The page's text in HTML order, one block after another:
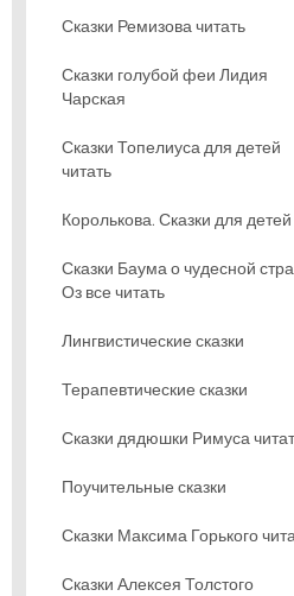
Сказки Ремизова читать
Сказки голубой феи Лидия
Чарская
Сказки Топелиуса для детей
читать
Королькова. Сказки для детей
Сказки Баума о чудесной
Оз все читать
Лингвистические сказки
Терапевтические сказки
Сказки дядюшки Римуса
Поучительные сказки
Сказки Максима Горького
Сказки Алексея Толстого